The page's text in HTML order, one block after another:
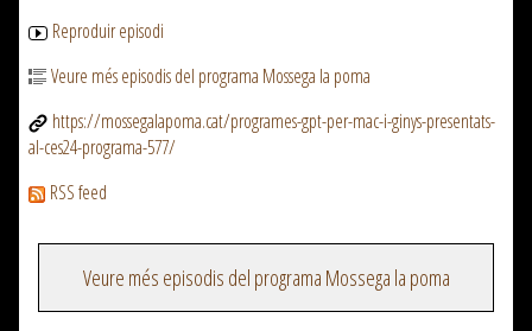
Reproduir episodi
Veure més episodis del programa Mossega la poma
https://mossegalapoma.cat/programes-gpt-per-mac-i-ginys-presentats-
al-ces24-programa-577/
RSS feed
Veure més episodis del programa Mossega la poma